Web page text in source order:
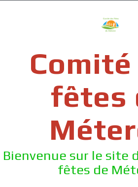
fêtes
Bienvenue sur le site
fêtes de